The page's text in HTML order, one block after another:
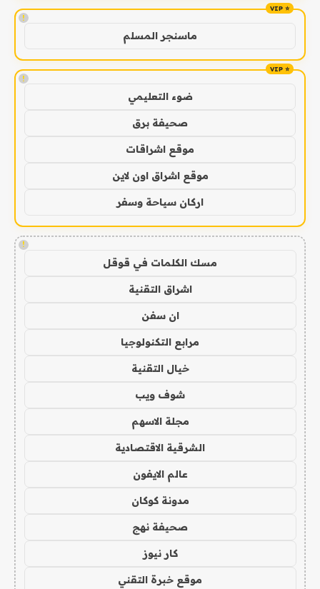
!
ماسنجر المسلم
!
ضوء التعليمي
صحيفة برق
موقع اشراقات
موقع اشراق اون لاين
اركان سياحة وسفر
!
مسك الكلمات في قوقل
اشراق التقنية
ان سفن
مرابع التكنولوجيا
خيال التقنية
شوف ويب
مجلة الاسهم
الشرقية الاقتصادية
عالم الايفون
مدونة كوكان
صحيفة نهج
كار نيوز
موقع خبرة التقني